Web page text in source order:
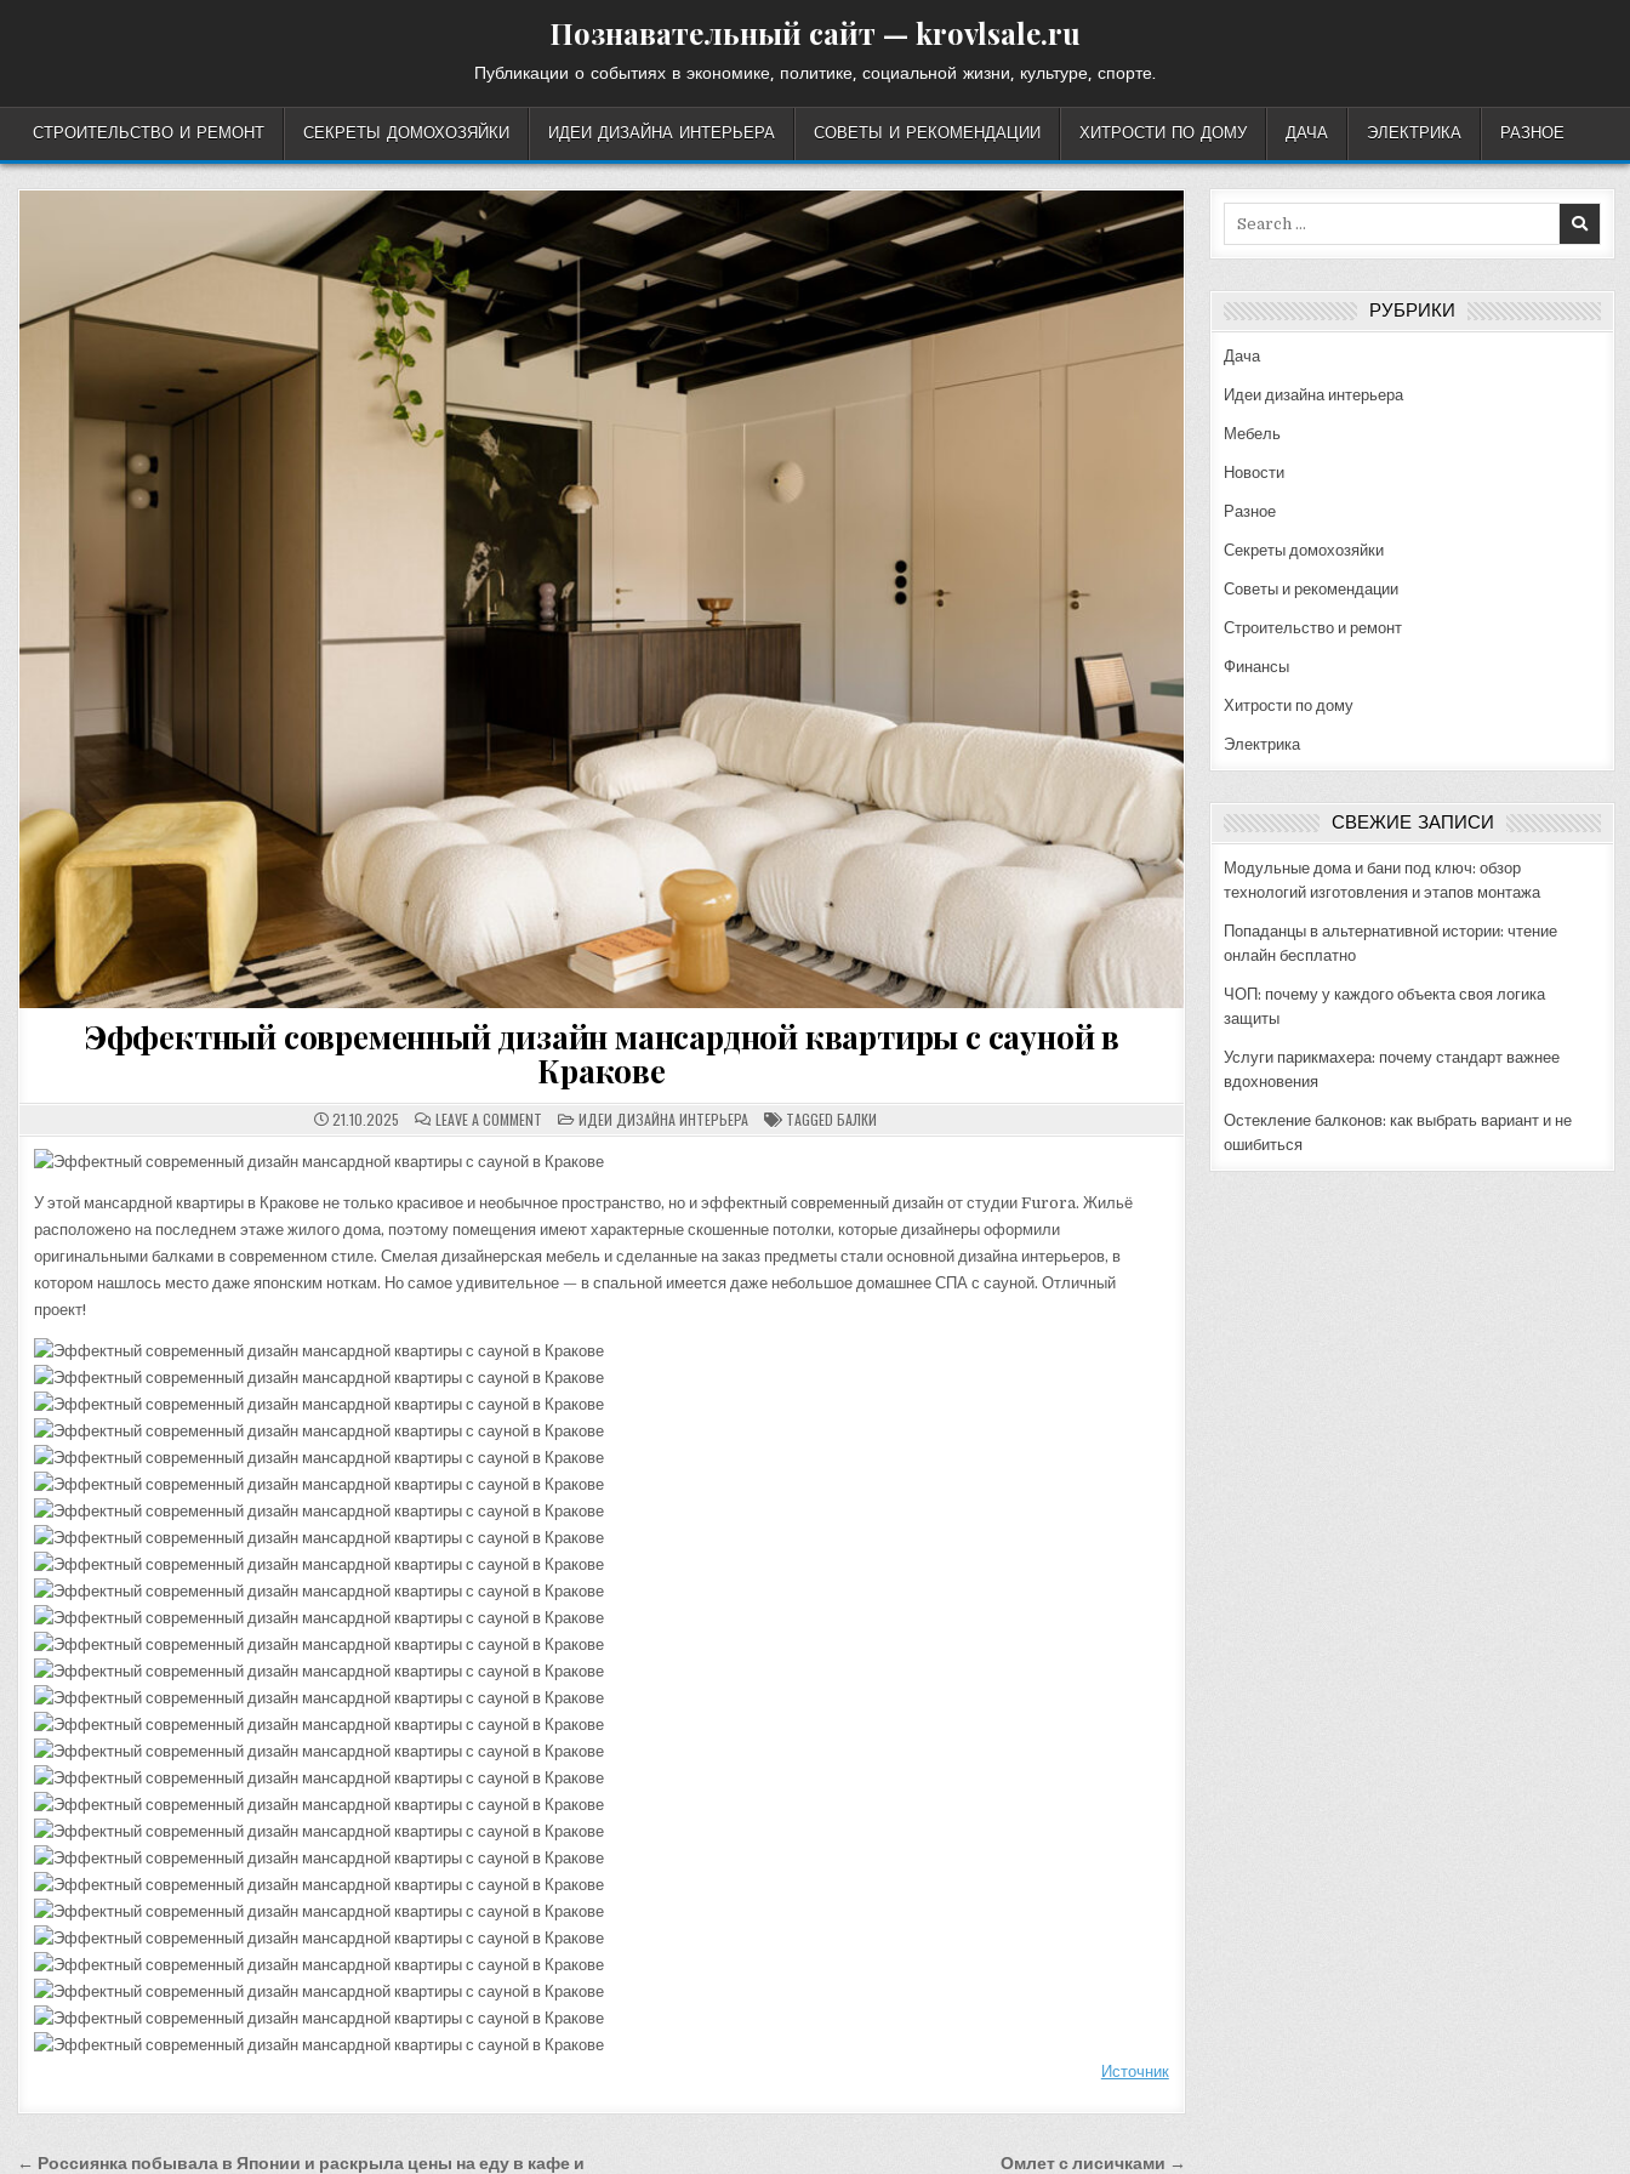
Познавательный сайт — krovlsale.ru
Публикации о событиях в экономике, политике, социальной жизни, культуре, спорте.
СТРОИТЕЛЬСТВО И РЕМОНТ СЕКРЕТЫ ДОМОХОЗЯЙКИ ИДЕИ ДИЗАЙНА ИНТЕРЬЕРА СОВЕТЫ И РЕКОМЕНДАЦИИ ХИТРОСТИ ПО ДОМУ ДАЧА ЭЛЕКТРИКА РАЗНОЕ
Эффектный современный дизайн мансардной квартиры с сауной в
Кракове
21.10.2025 LEAVE A COMMENT
ЭФФЕКТНЫЙ
ДИЗАЙН
МАНСАРДНОЙ
С
В
КРАКОВЕ
POSTED
IN
ИДЕИ ДИЗАЙНА ИНТЕРЬЕРА TAGGED БАЛКИ
У этой мансардной квартиры в Кракове не только красивое и необычное пространство, но и эффектный современный дизайн от студии Furora. Жильё
расположено на последнем этаже жилого дома, поэтому помещения имеют характерные скошенные потолки, которые дизайнеры оформили
оригинальными балками в современном стиле. Смелая дизайнерская мебель и сделанные на заказ предметы стали основной дизайна интерьеров, в
котором нашлось место даже японским ноткам. Но самое удивительное — в спальной имеется даже небольшое домашнее СПА с сауной. Отличный
проект!
Источник
Омлет с лисичками →
← Россиянка побывала в Японии и раскрыла цены на еду в кафе и
РУБРИКИ
Дача
Идеи дизайна интерьера
Мебель
Новости
Разное
Секреты домохозяйки
Советы и рекомендации
Строительство и ремонт
Финансы
Хитрости по дому
Электрика
СВЕЖИЕ ЗАПИСИ
Модульные дома и бани под ключ: обзор
технологий изготовления и этапов монтажа
Попаданцы в альтернативной истории: чтение
онлайн бесплатно
ЧОП: почему у каждого объекта своя логика
защиты
Услуги парикмахера: почему стандарт важнее
вдохновения
Остекление балконов: как выбрать вариант и не
ошибиться